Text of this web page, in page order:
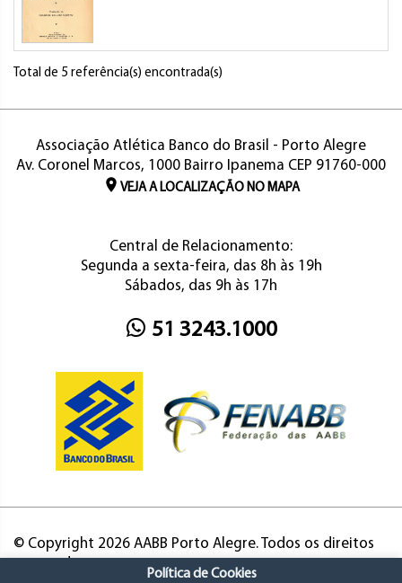
Total de 5 referência(s) encontrada(s)
Associação Atlética Banco do Brasil - Porto Alegre
Av. Coronel Marcos, 1000 Bairro Ipanema CEP 91760-000
VEJA A LOCALIZAÇÃO NO MAPA
Central de Relacionamento:
Segunda a sexta-feira, das 8h às 19h
Sábados, das 9h às 17h
51 3243.1000
© Copyright 2026 AABB Porto Alegre. Todos os direitos
Política de Cookies